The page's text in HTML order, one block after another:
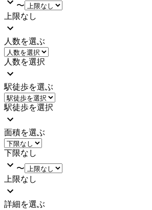
〜
上限なし
人数を選ぶ
人数を選択
駅徒歩を選ぶ
駅徒歩を選択
面積を選ぶ
下限なし
〜
上限なし
詳細を選ぶ